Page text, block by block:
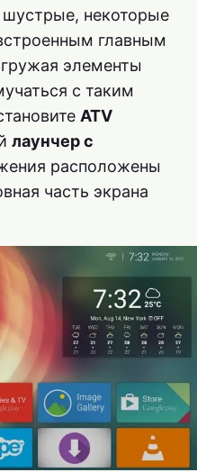
некоторые
главным
элементы
с таким
ATV
лаунчер с
расположены
часть экрана